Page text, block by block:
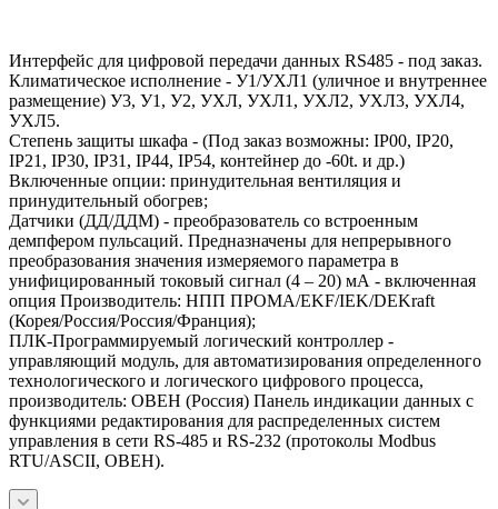
Интерфейс для цифровой передачи данных RS485 - под заказ.
Климатическое исполнение - У1/УХЛ1 (уличное и внутреннее
размещение) У3, У1, У2, УХЛ, УХЛ1, УХЛ2, УХЛ3, УХЛ4,
УХЛ5.
Степень защиты шкафа - (Под заказ возможны: IP00, IP20,
IP21, IP30, IP31, IP44, IP54, контейнер до -60t. и др.)
Включенные опции: принудительная вентиляция и
принудительный обогрев;
Датчики (ДД/ДДМ) - преобразователь со встроенным
демпфером пульсаций. Предназначены для непрерывного
преобразования значения измеряемого параметра в
унифицированный токовый сигнал (4 – 20) мА - включенная
опция Производитель: НПП ПРОМА/EKF/IEK/DEKraft
(Корея/Россия/Россия/Франция);
ПЛК-Программируемый логический контроллер -
управляющий модуль, для автоматизирования определенного
технологического и логического цифрового процесса,
производитель: ОВЕН (Россия) Панель индикации данных с
функциями редактирования для распределенных систем
управления в сети RS-485 и RS-232 (протоколы Modbus
RTU/ASCII, ОВЕН).